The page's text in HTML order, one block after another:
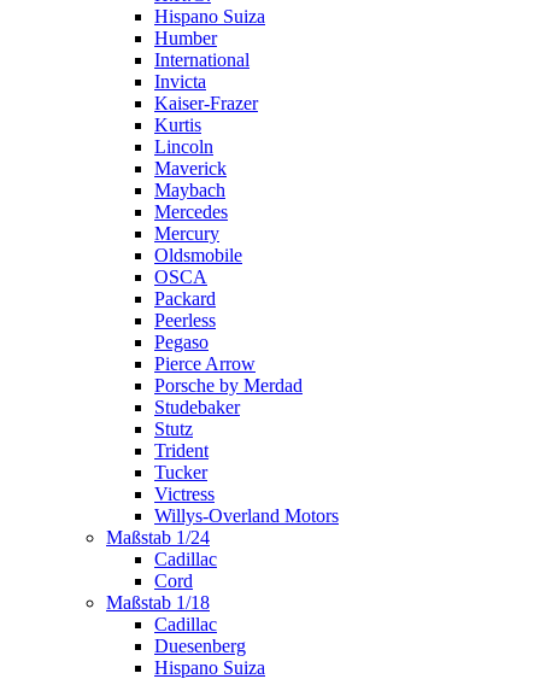
Hispano Suiza
Humber
International
Invicta
Kaiser-Frazer
Kurtis
Lincoln
Maverick
Maybach
Mercedes
Mercury
Oldsmobile
OSCA
Packard
Peerless
Pegaso
Pierce Arrow
Porsche by Merdad
Studebaker
Stutz
Trident
Tucker
Victress
Willys-Overland Motors
Maßstab 1/24
Cadillac
Cord
Maßstab 1/18
Cadillac
Duesenberg
Hispano Suiza